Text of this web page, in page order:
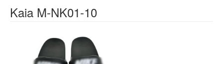
Kaia M-NK01-10